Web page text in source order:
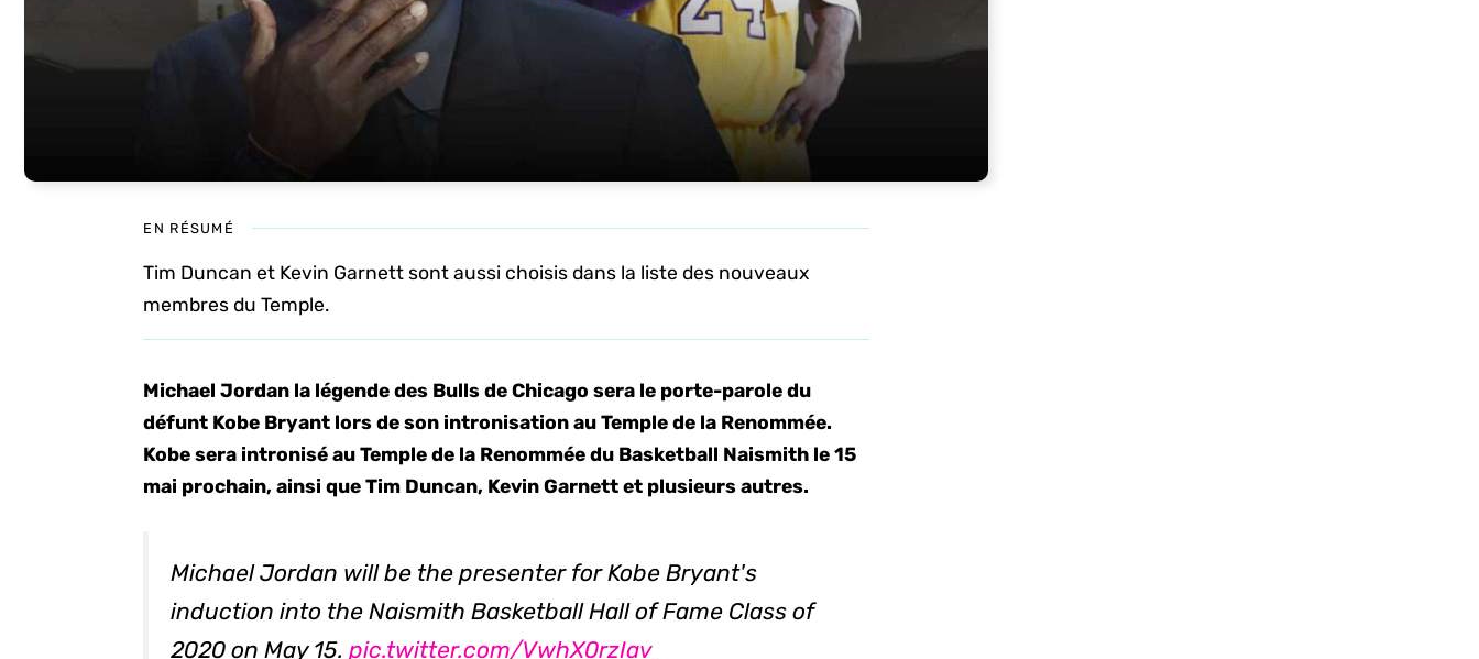
EN RÉSUMÉ
Tim Duncan et Kevin Garnett sont aussi choisis dans la liste des nouveaux
membres du Temple.
Michael Jordan la légende des Bulls de Chicago sera le porte-parole du
défunt Kobe Bryant lors de son intronisation au Temple de la Renommée.
Kobe sera intronisé au Temple de la Renommée du Basketball Naismith le 15
mai prochain, ainsi que Tim Duncan, Kevin Garnett et plusieurs autres.
Michael Jordan will be the presenter for Kobe Bryant's
induction into the Naismith Basketball Hall of Fame Class of
2020 on May 15.pic.twitter.com/VwhX0rzIav